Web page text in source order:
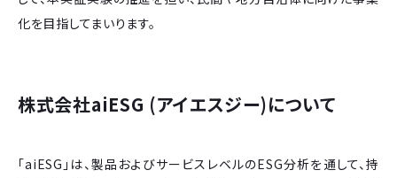
化を目指してまいります。
株式会社aiESG (アイエスジー)について
「aiESG」は、製品およびサービスレベルのESG分析を通して、持